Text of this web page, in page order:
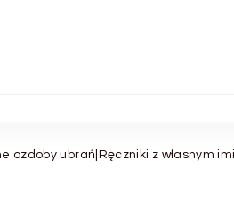
ubrań|Ręczniki z własnym